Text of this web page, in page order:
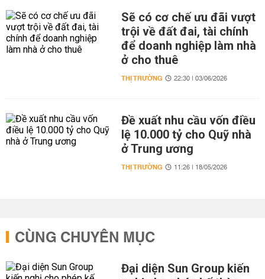
Sẽ có cơ chế ưu đãi vượt
trội về đất đai, tài chính
để doanh nghiệp làm nhà
ở cho thuê
THỊ TRƯỜNG 22:30 | 03/06/2026
Đề xuất nhu cầu vốn điều
lệ 10.000 tỷ cho Quỹ nhà
ở Trung ương
THỊ TRƯỜNG 11:26 | 18/05/2026
CÙNG CHUYÊN MỤC
Đại diện Sun Group kiến